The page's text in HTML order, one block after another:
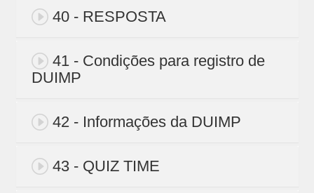
40 - RESPOSTA
41 - Condições para registro de
DUIMP
42 - Informações da DUIMP
43 - QUIZ TIME